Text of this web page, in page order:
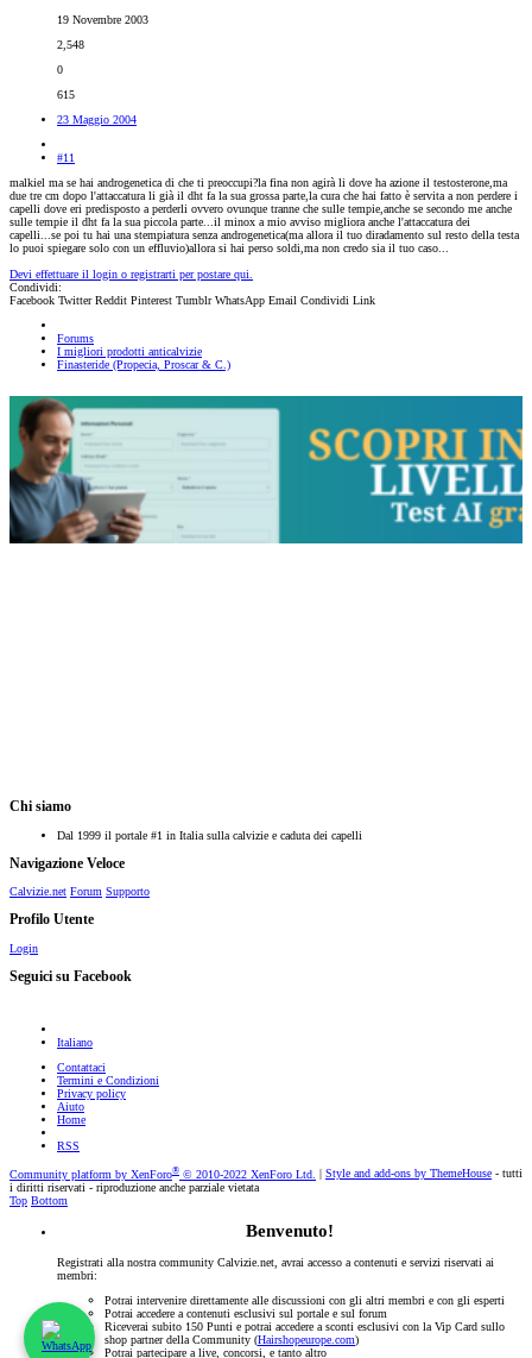
19 Novembre 2003
2,548
0
615
23 Maggio 2004
#11
malkiel ma se hai androgenetica di che ti preoccupi?la fina non agirà li dove ha azione il testosterone,ma
due tre cm dopo l'attaccatura li già il dht fa la sua grossa parte,la cura che hai fatto è servita a non perdere i
capelli dove eri predisposto a perderli ovvero ovunque tranne che sulle tempie,anche se secondo me anche
sulle tempie il dht fa la sua piccola parte...il minox a mio avviso migliora anche l'attaccatura dei
capelli...se poi tu hai una stempiatura senza androgenetica(ma allora il tuo diradamento sul resto della testa
lo puoi spiegare solo con un effluvio)allora si hai perso soldi,ma non credo sia il tuo caso...
Devi effettuare il login o registrarti per postare qui.
Condividi:
Facebook Twitter Reddit Pinterest Tumblr WhatsApp Email Condividi Link
Forums
I migliori prodotti anticalvizie
Finasteride (Propecia, Proscar & C.)
Chi siamo
Dal 1999 il portale #1 in Italia sulla calvizie e caduta dei capelli
Navigazione Veloce
Calvizie.net Forum Supporto
Profilo Utente
Login
Seguici su Facebook
Italiano
Contattaci
Termini e Condizioni
Privacy policy
Aiuto
Home
RSS
Community platform by XenForo® © 2010-2022 XenForo Ltd. Style and add-ons by ThemeHouse - tutti
i diritti riservati - riproduzione anche parziale vietata
Top Bottom
Benvenuto!
Registrati alla nostra community Calvizie.net, avrai accesso a contenuti e servizi riservati ai
membri:
Potrai intervenire direttamente alle discussioni con gli altri membri e con gli esperti
Potrai accedere a contenuti esclusivi sul portale e sul forum
Riceverai subito 150 Punti e potrai accedere a sconti esclusivi con la Vip Card sullo
shop partner della Community (Hairshopeurope.com)
Potrai partecipare a live, concorsi, e tanto altro